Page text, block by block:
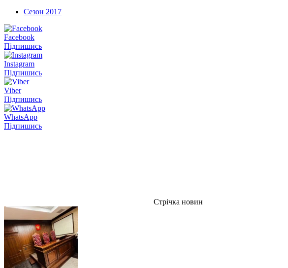
Сезон 2017
Facebook
Підпишись
Instagram
Підпишись
Viber
Підпишись
WhatsApp
Підпишись
Стрічка новин